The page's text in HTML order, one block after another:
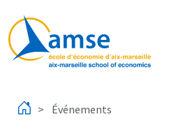
Événements